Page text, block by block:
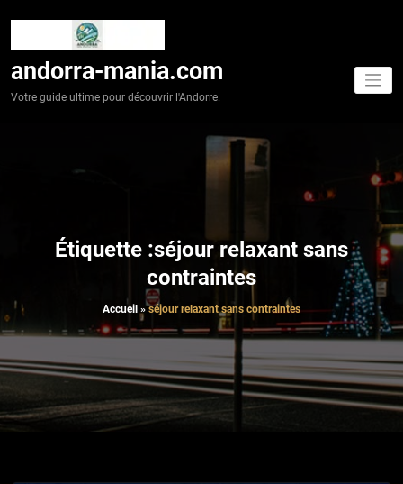
andorra-mania.com
Votre guide ultime pour découvrir l'Andorre.
Étiquette :séjour relaxant sans
contraintes
Accueil »séjour relaxant sans contraintes